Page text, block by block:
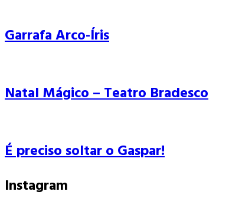
Garrafa Arco-Íris
Natal Mágico – Teatro Bradesco
É preciso soltar o Gaspar!
Instagram